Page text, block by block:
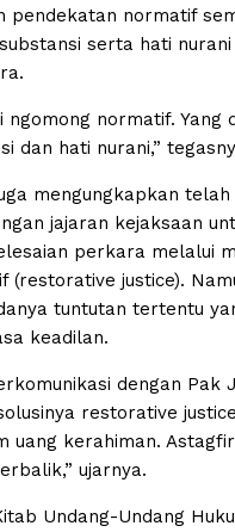
pendekatan normatif
serta hati
ngomong normatif. Yang
dan hati nurani,”
mengungkapkan telah
jajaran kejaksaan
perkara melalui
(restorative justice).
tuntutan tertentu
keadilan.
dengan Pak
restorative
uang kerahiman.
ujarnya.
Undang-Undang